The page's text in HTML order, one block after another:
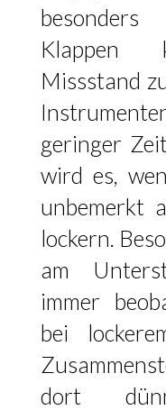
Klappen
Missstand
geringer
wird es,
unbemerkt
lockern.
am
immer
bei
dort